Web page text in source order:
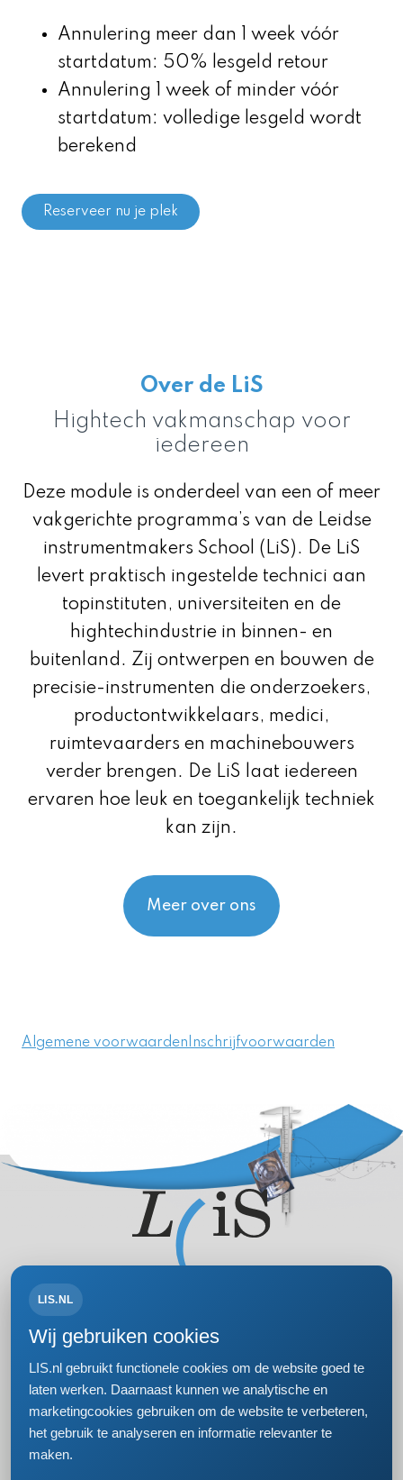
Annulering meer dan 1 week vóór
startdatum: 50% lesgeld retour
Annulering 1 week of minder vóór
startdatum: volledige lesgeld wordt
berekend
Reserveer nu je plek
Over de LiS
Hightech vakmanschap voor
iedereen
Deze module is onderdeel van een of meer
vakgerichte programma’s van de Leidse
instrumentmakers School (LiS). De LiS
levert praktisch ingestelde technici aan
topinstituten, universiteiten en de
hightechindustrie in binnen- en
buitenland. Zij ontwerpen en bouwen de
precisie-instrumenten die onderzoekers,
productontwikkelaars, medici,
ruimtevaarders en machinebouwers
verder brengen. De LiS laat iedereen
ervaren hoe leuk en toegankelijk techniek
kan zijn.
Meer over ons
Algemene voorwaarden Inschrijfvoorwaarden
Volg ons op:
Bezoek- en postadres
Einsteinweg 61
2333 CC Leiden
LIS.NL
Wij gebruiken cookies
LIS.nl gebruikt functionele cookies om de website goed te
laten werken. Daarnaast kunnen we analytische en
marketingcookies gebruiken om de website te verbeteren,
het gebruik te analyseren en informatie relevanter te
maken.